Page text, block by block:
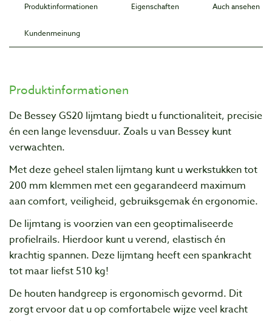
Produktinformationen Eigenschaften Auch ansehen
Kundenmeinung
Produktinformationen
De Bessey GS20 lijmtang biedt u functionaliteit, precisie
én een lange levensduur. Zoals u van Bessey kunt
verwachten.
Met deze geheel stalen lijmtang kunt u werkstukken tot
200 mm klemmen met een gegarandeerd maximum
aan comfort, veiligheid, gebruiksgemak én ergonomie.
De lijmtang is voorzien van een geoptimaliseerde
profielrails. Hierdoor kunt u verend, elastisch én
krachtig spannen. Deze lijmtang heeft een spankracht
tot maar liefst 510 kg!
De houten handgreep is ergonomisch gevormd. Dit
zorgt ervoor dat u op comfortabele wijze veel kracht